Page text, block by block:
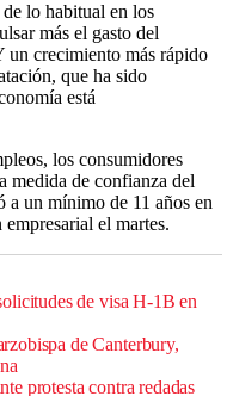
de lo habitual en los
más el gasto del
un crecimiento más rápido
que ha sido
está
los consumidores
medida de confianza del
un mínimo de 11 años en
el martes.
de visa H-1B en
de Canterbury,
protesta contra redadas